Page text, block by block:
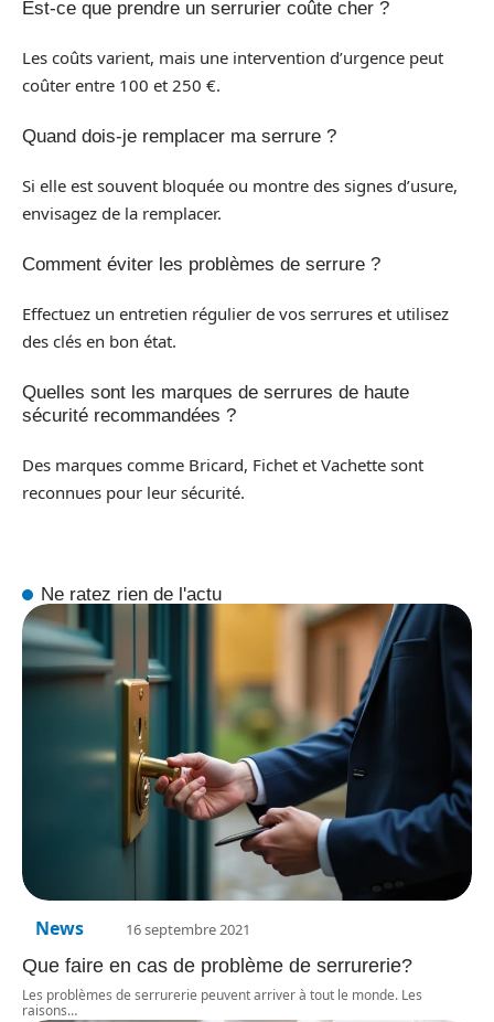
Est-ce que prendre un serrurier coûte cher ?
Les coûts varient, mais une intervention d’urgence peut
coûter entre 100 et 250 €.
Quand dois-je remplacer ma serrure ?
Si elle est souvent bloquée ou montre des signes d’usure,
envisagez de la remplacer.
Comment éviter les problèmes de serrure ?
Effectuez un entretien régulier de vos serrures et utilisez
des clés en bon état.
Quelles sont les marques de serrures de haute
sécurité recommandées ?
Des marques comme Bricard, Fichet et Vachette sont
reconnues pour leur sécurité.
Ne ratez rien de l'actu
News 16 septembre 2021
Que faire en cas de problème de serrurerie?
Les problèmes de serrurerie peuvent arriver à tout le monde. Les
raisons…